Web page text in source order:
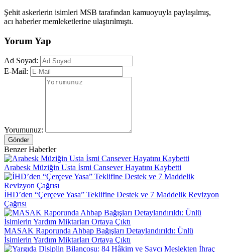
Şehit askerlerin isimleri MSB tarafından kamuoyuyla paylaşılmış,
acı haberler memleketlerine ulaştırılmıştı.
Yorum Yap
Ad Soyad:
E-Mail:
Yorumunuz:
Gönder
Benzer Haberler
Arabesk Müziğin Usta İsmi Cansever Hayatını Kaybetti
İHD’den “Çerçeve Yasa” Teklifine Destek ve 7 Maddelik Revizyon
Çağrısı
MASAK Raporunda Ahbap Bağışları Detaylandırıldı: Ünlü
İsimlerin Yardım Miktarları Ortaya Çıktı